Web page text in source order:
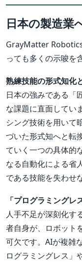
日本の製造業
GrayMatter
っても多くの示唆を
熟練技能の形式知化
日本の強みである「
な課題に直面してい
シング技術を用いて
づいた形式知へと転
ていく一つの具体的
なる自動化による省
である技能を失わせ
「プログラミングレ
人手不足が深刻化す
者自身が、ロボット
可欠です。AIが複雑
ログラミングレス」